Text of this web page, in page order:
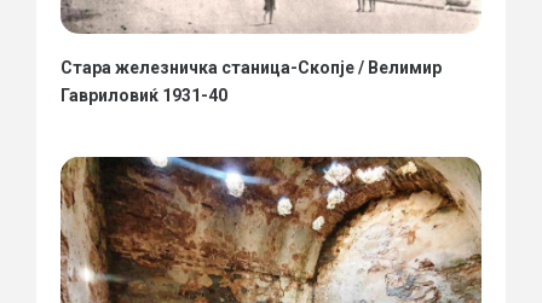
Стара железничка станица-Скопје / Велимир
Гавриловиќ 1931-40